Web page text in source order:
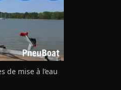
de mise à l’eau